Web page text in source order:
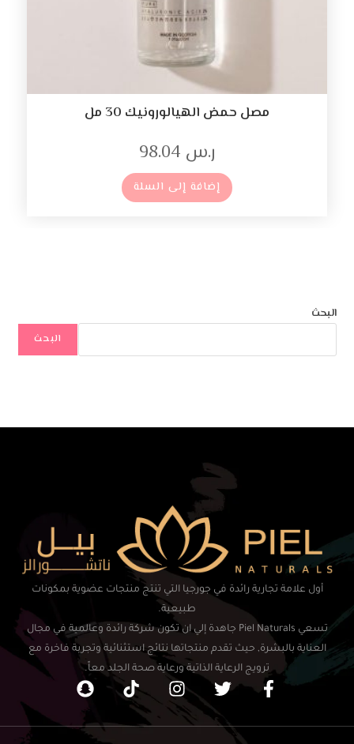
مصل حمض الهيالورونيك 30 مل
ر.س
إضافة إلى السلة
البحث
البحث
أول علامة تجارية رائدة في جورجيا التي تنتج منتجات عضوية بمكونات
طبيعية.
تسعي Piel Naturals جاهدة إلي ان تكون شركة رائدة وعالمية في مجال
العناية بالبشرة, حيث تقدم منتجاتها نتائج استثنائية وتجربة فاخرة مع
ترويج الرعاية الذاتية ورعاية صحة الجلد معاً.